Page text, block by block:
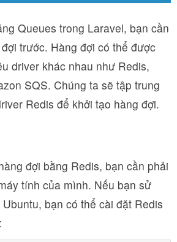
Queues trong Laravel, bạn cần
trước. Hàng đợi có thể được
driver khác nhau như Redis,
SQS. Chúng ta sẽ tập trung
Redis để khởi tạo hàng đợi.
đợi bằng Redis, bạn cần phải
tính của mình. Nếu bạn sử
bạn có thể cài đặt Redis